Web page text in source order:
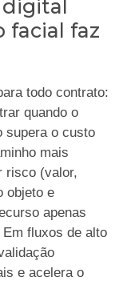
digital
facial faz
todo contrato:
quando o
supera o custo
mais
risco (valor,
objeto e
apenas
fluxos de alto
e acelera o